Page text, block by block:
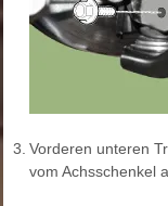
3. Vorderen unteren
vom Achsschenkel